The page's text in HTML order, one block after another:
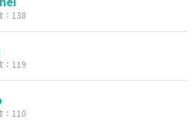
：138
：119
：110